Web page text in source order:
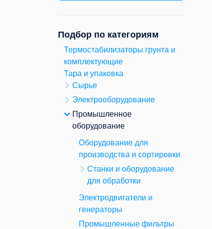
Подбор по категориям
Термостабилизаторы грунта и
комплектующие
Тара и упаковка
Сырье
Электрооборудование
Промышленное
оборудование
Оборудование для
производства и сортировки
Станки и оборудование
для обработки
Электродвигатели и
генераторы
Промышленные фильтры